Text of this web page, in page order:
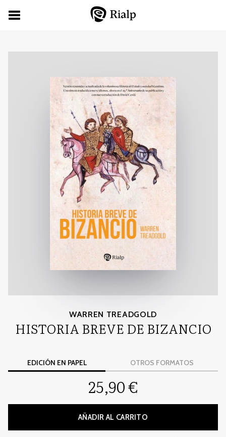
WARREN TREADGOLD
HISTORIA BREVE DE BIZANCIO
EDICIÓN EN PAPEL OTROS FORMATOS
25,90 €
AÑADIR AL CARRITO